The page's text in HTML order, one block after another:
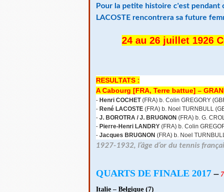
Pour la petite histoire c'est pendant
LACOSTE rencontrera sa future
24 au 26 juillet 1926
RESULTATS :
A Cabourg [FRA, Terre battue] –
- Henri COCHET(FRA) b. Colin GREGORY
- René LACOSTE (FRA) b. Noel TURNBULL
- J. BOROTRA / J. BRUGNON (FRA) b. G.
- Pierre-Henri LANDRY (FRA) b. Colin
- Jacques BRUGNON (FRA) b. Noel
1927-1932, l’âge d’or du tennis
QUARTS DE FINALE 2017 –
Italie – Belgique (7)